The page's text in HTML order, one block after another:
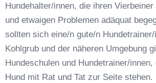
Hundetrainer Ausbildung in Bad
online
Hundezubehör für das Training
Hundespielzeug zur
Preisvergleich der
Kohlgrub
Hundehalter/innen, die ihren
und etwaigen Problemen adäquat
sollten sich eine/n gute/n
Kohlgrub und der näheren Umgebung
Hundeschulen und Hundetrainer/
Hund mit Rat und Tat zur Seite